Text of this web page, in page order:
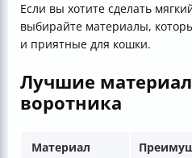
Если вы хотите сделать
выбирайте материалы,
и приятные для кошки.
Лучшие
воротника
Материал